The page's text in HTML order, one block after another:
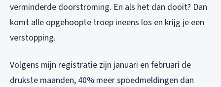
verminderde doorstroming. En als het dan dooit? Dan
komt alle opgehoopte troep ineens los en krijg je een
verstopping.
Volgens mijn registratie zijn januari en februari de
drukste maanden, 40% meer spoedmeldingen dan